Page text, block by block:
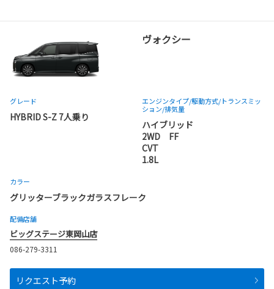
ヴォクシー
グレード
HYBRID S-Z 7人乗り
エンジンタイプ/駆動方式/トランスミッ
ション/排気量
ハイブリッド
2WD FF
CVT
1.8L
カラー
グリッターブラックガラスフレーク
配備店舗
ビッグステージ東岡山店
086-279-3311
リクエスト予約